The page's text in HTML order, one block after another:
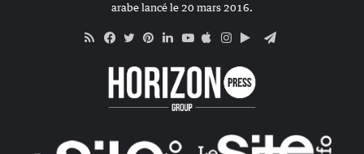
arabe lancé le 20 mars 2016.
RSS
Apple
Google
Telegram